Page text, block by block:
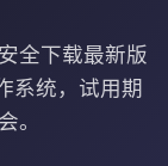
全下载最新版
系统，试用期
。